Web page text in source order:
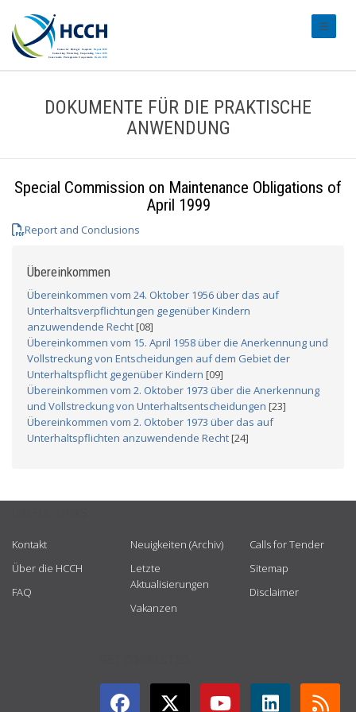
DOKUMENTE FÜR DIE PRAKTISCHE
ANWENDUNG
Special Commission on Maintenance Obligations of
April 1999
Report and Conclusions
Übereinkommen
Übereinkommen vom 24. Oktober 1956 über das auf
Unterhaltsverpflichtungen gegenüber Kindern
anzuwendende Recht[08]
Übereinkommen vom 15. April 1958 über die Anerkennung und
Vollstreckung von Entscheidungen auf dem Gebiet der
Unterhaltspflicht gegenüber Kindern [09]
Übereinkommen vom 2. Oktober 1973 über die Anerkennung
und Vollstreckung von Unterhaltsentscheidungen [23]
Übereinkommen vom 2. Oktober 1973 über das auf
Unterhaltspflichten anzuwendende Recht[24]
Kontakt
Über die HCCH
FAQ
Neuigkeiten (Archiv)
Letzte
Aktualisierungen
Vakanzen
Calls for Tender
Sitemap
Disclaimer